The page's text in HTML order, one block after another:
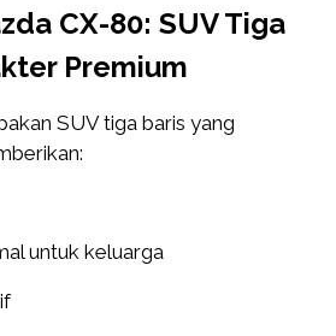
CX-80: SUV Tiga
Premium
SUV tiga baris yang
untuk keluarga